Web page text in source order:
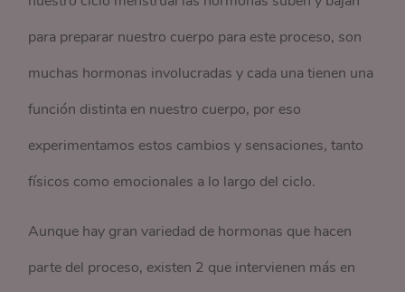
para preparar nuestro cuerpo para este proceso, son
muchas hormonas involucradas y cada una tienen una
función distinta en nuestro cuerpo, por eso
experimentamos estos cambios y sensaciones, tanto
físicos como emocionales a lo largo del ciclo.
Aunque hay gran variedad de hormonas que hacen
parte del proceso, existen 2 que intervienen más en